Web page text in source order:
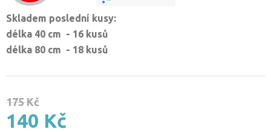
Skladem poslední kusy:
délka 40 cm - 16 kusů
délka 80 cm - 18 kusů
175 Kč
140 Kč